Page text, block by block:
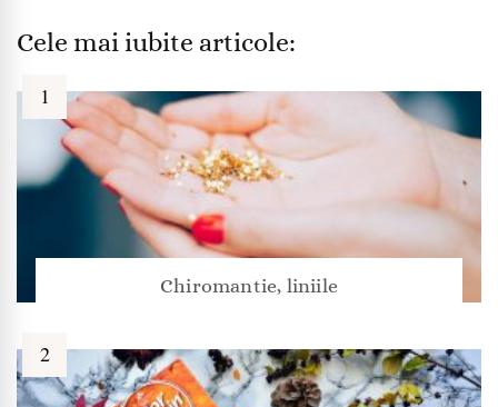
Cele mai iubite articole:
Chiromantie, liniile